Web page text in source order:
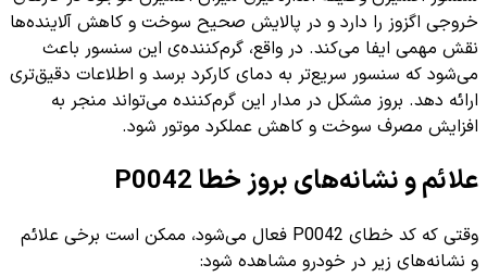
خروجی اگزوز را دارد و در پالایش صحیح سوخت و کاهش آلاینده‌ها
نقش مهمی ایفا می‌کند. در واقع، گرم‌کننده‌ی این سنسور باعث
می‌شود که سنسور سریع‌تر به دمای کارکرد برسد و اطلاعات دقیق‌تری
ارائه دهد. بروز مشکل در مدار این گرم‌کننده می‌تواند منجر به
افزایش مصرف سوخت و کاهش عملکرد موتور شود.
علائم و نشانه‌های بروز خطا P0042
وقتی که کد خطای P0042 فعال می‌شود، ممکن است برخی علائم
و نشانه‌های زیر در خودرو مشاهده شود: